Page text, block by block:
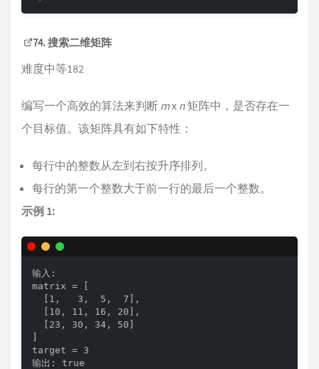
74. 搜索二维矩阵
难度中等182
编写一个高效的算法来判断 mx n矩阵中，是否存在一
个目标值。该矩阵具有如下特性：
每行中的整数从左到右按升序排列。
每行的第一个整数大于前一行的最后一个整数。
示例 1:
输入:
matrix = [
  [1,   3,  5,  7],
  [10, 11, 16, 20],
  [23, 30, 34, 50]
target = 3
输出: true